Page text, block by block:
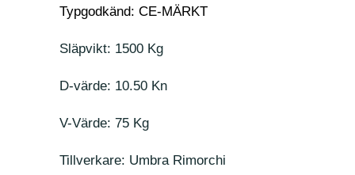
Typgodkänd: CE-MÄRKT
Släpvikt: 1500 Kg
D-värde: 10.50 Kn
V-Värde: 75 Kg
Tillverkare: Umbra Rimorchi